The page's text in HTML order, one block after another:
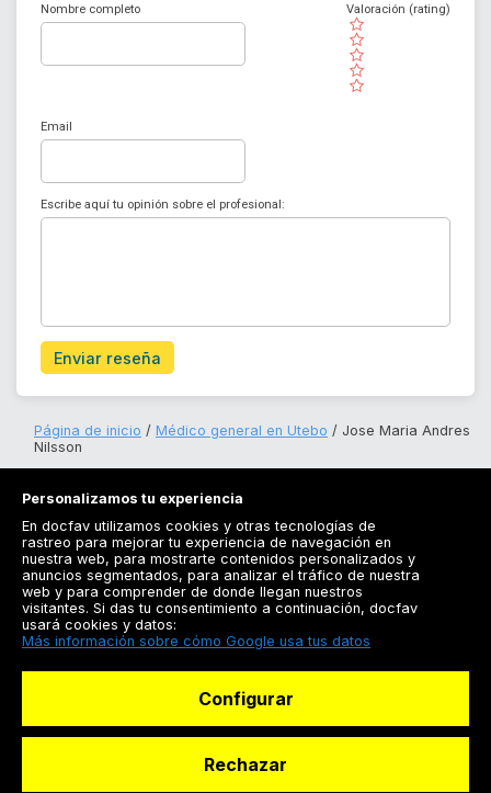
Nombre completo
( )
( )
( )
( )
( )
Valoración (rating)
Email
Escribe aquí tu opinión sobre el profesional:
Enviar reseña
Página de inicio Médico general en Utebo
Jose Maria Andres
Nilsson
Registrarse
Docfav
Personalizamos tu experiencia
En docfav utilizamos cookies y otras tecnologías de
rastreo para mejorar tu experiencia de navegación en
nuestra web, para mostrarte contenidos personalizados y
anuncios segmentados, para analizar el tráfico de nuestra
web y para comprender de donde llegan nuestros
visitantes. Si das tu consentimiento a continuación, docfav
usará cookies y datos:
Más información sobre cómo Google usa tus datos
Configurar
Rechazar